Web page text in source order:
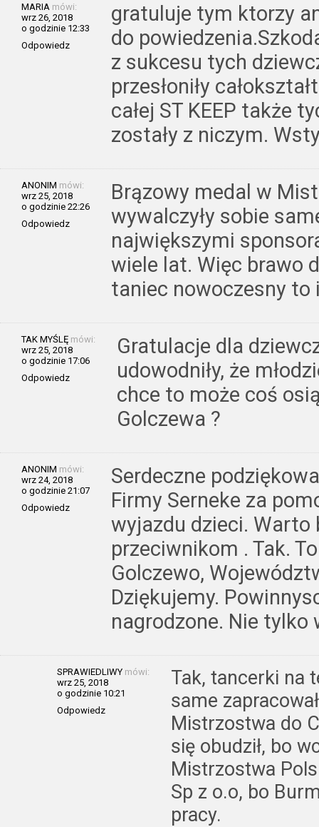
MARIA mówi:
wrz 26, 2018
o godzinie 12:33
Odpowiedz
gratuluje tym ktorzy
do
z sukcesu tych
przesłoniły
całej ST KEEP także
zostały z niczym.
ANONIM mówi:
wrz 25, 2018
o godzinie 22:26
Odpowiedz
Brązowy medal w
wywalczyły sobie
największymi
wiele lat. Więc brawo
taniec nowoczesny to
TAK MYŚLĘ mówi:
wrz 25, 2018
o godzinie 17:06
Odpowiedz
Gratulacje dla
udowodniły, że
chce to może coś
Golczewa ?
ANONIM mówi:
wrz 24, 2018
o godzinie 21:07
Odpowiedz
Serdeczne
Firmy Serneke za
wyjazdu dzieci. Warto
przeciwnikom . Tak. To
Golczewo,
Dziękujemy.
nagrodzone. Nie tylko
SPRAWIEDLIWY mówi:
wrz 25, 2018
o godzinie 10:21
Odpowiedz
Tak, tancerki na
same
Mistrzostwa do
się obudził, bo
Mistrzostwa
Sp z o.o, bo
pracy.